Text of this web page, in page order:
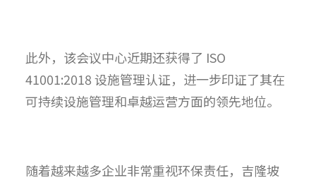
此外，该会议中心近期还获得了 ISO
41001:2018 设施管理认证，进一步印证了其在
可持续设施管理和卓越运营方面的领先地位。
随着越来越多企业非常重视环保责任，吉隆坡